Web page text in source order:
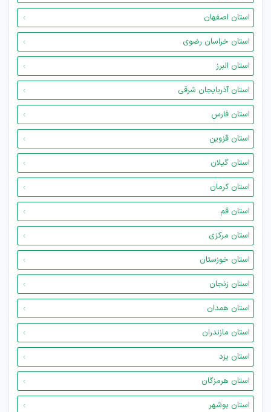
استان اصفهان
استان خراسان رضوی
استان البرز
استان آذربایجان شرقی
استان فارس
استان قزوین
استان گیلان
استان کرمان
استان قم
استان مرکزی
استان خوزستان
استان زنجان
استان همدان
استان مازندران
استان یزد
استان هرمزگان
استان بوشهر